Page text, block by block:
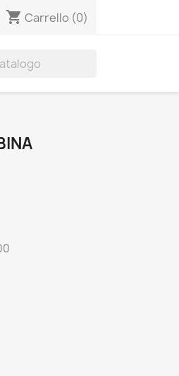
shopping_cart Carrello (0)